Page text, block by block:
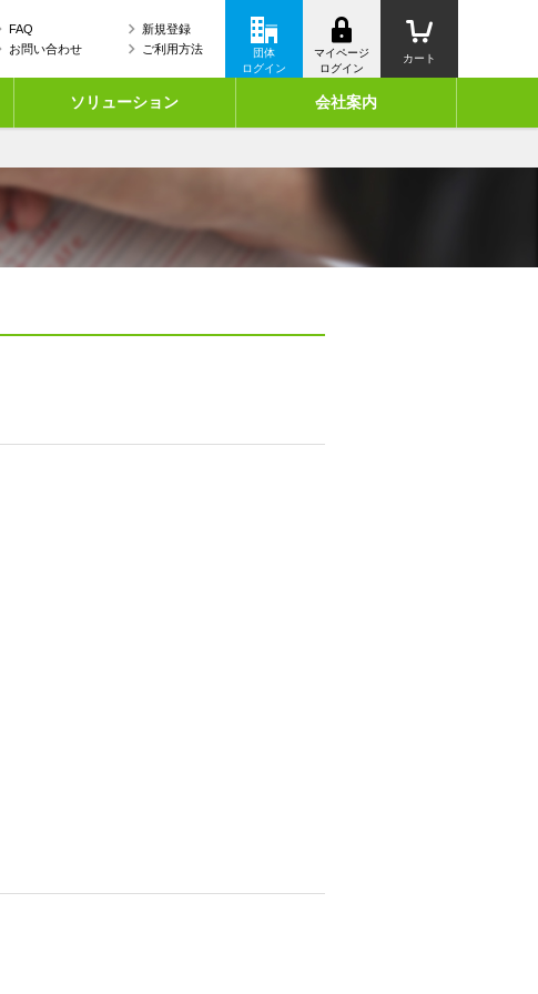
ソリューション 会社案内
カート
マイページ
ログイン
団体
ログイン
新規登録
ご利用方法
FAQ
お問い合わせ